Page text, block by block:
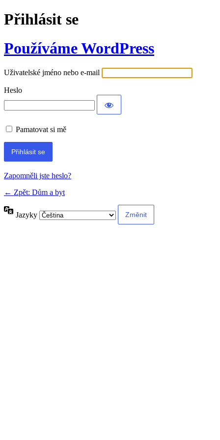
Přihlásit se
Používáme WordPress
Uživatelské jméno nebo e-mail
Heslo
Pamatovat si mě
Alternative:
Zapomněli jste heslo?
← Zpět: Dům a byt
Jazyky